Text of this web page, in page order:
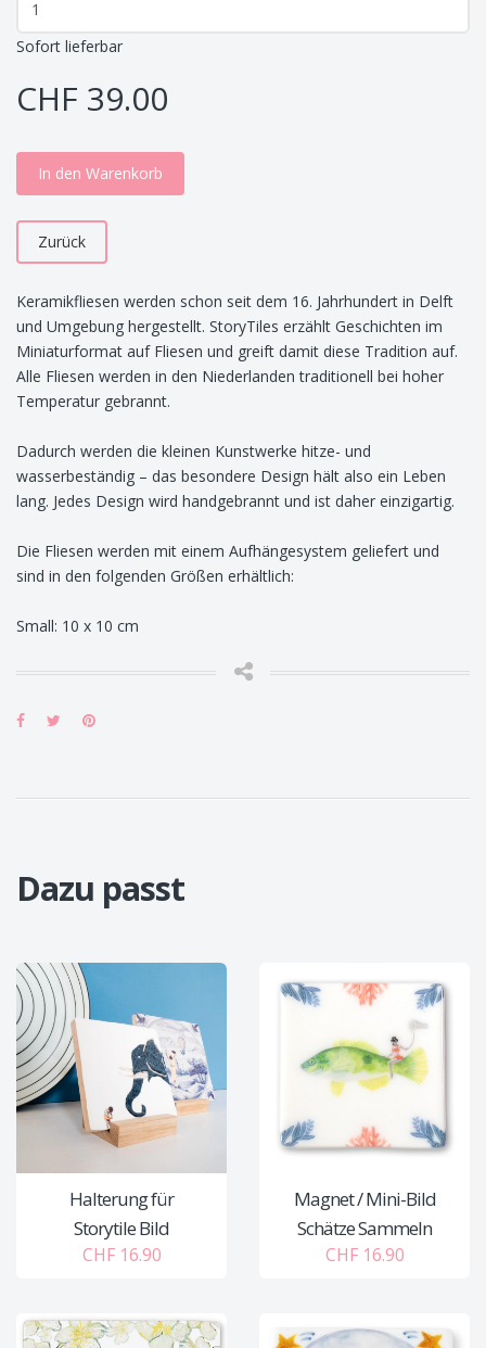
Sofort lieferbar
CHF 39.00
In den Warenkorb
Zurück
Keramikfliesen werden schon seit dem 16. Jahrhundert in Delft
und Umgebung hergestellt. StoryTiles erzählt Geschichten im
Miniaturformat auf Fliesen und greift damit diese Tradition auf.
Alle Fliesen werden in den Niederlanden traditionell bei hoher
Temperatur gebrannt.
Dadurch werden die kleinen Kunstwerke hitze- und
wasserbeständig – das besondere Design hält also ein Leben
lang. Jedes Design wird handgebrannt und ist daher einzigartig.
Die Fliesen werden mit einem Aufhängesystem geliefert und
sind in den folgenden Größen erhältlich:
Small: 10 x 10 cm
Dazu passt
Halterung für
Storytile Bild
CHF 16.90
Magnet / Mini-Bild
Schätze Sammeln
CHF 16.90